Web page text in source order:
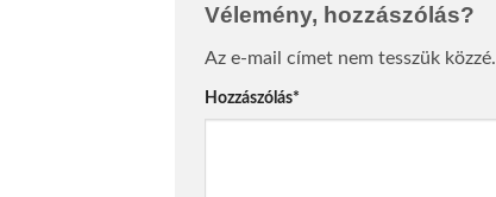
Vélemény, hozzászólás?
Az e-mail címet nem tesszük közzé.
Hozzászólás*